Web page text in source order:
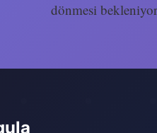
dönmesi